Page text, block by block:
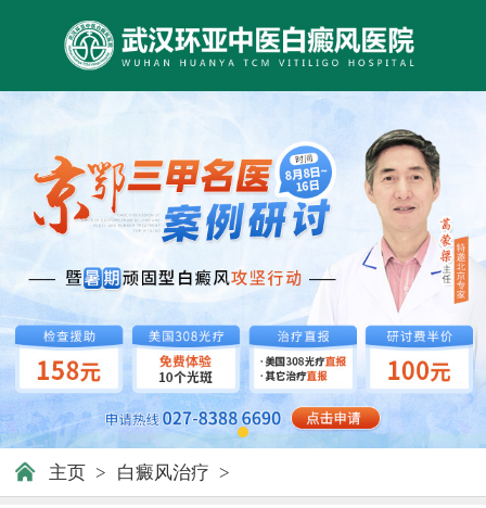
主页 > 白癜风治疗 >